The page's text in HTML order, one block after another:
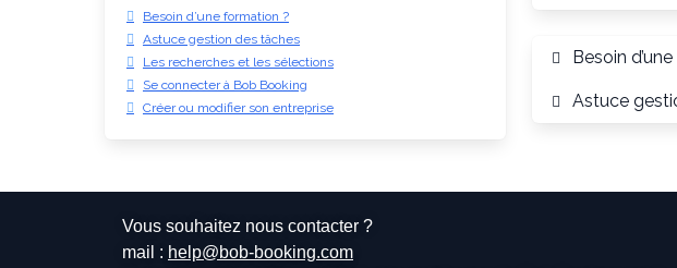
Besoin d’une formation ?
Astuce gestion des tâches
Les recherches et les sélections
Se connecter à Bob Booking
Créer ou modifier son entreprise
Besoin
Astuce
Vous souhaitez nous contacter ?
mail : help@bob-booking.com